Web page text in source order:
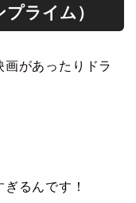
ライム）
があったりドラ
るんです！